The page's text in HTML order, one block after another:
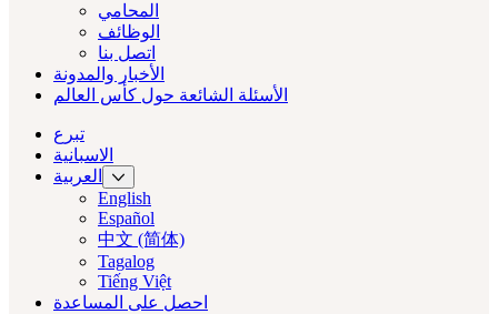
المحامي
الوظائف
اتصل بنا
الأخبار والمدونة
الأسئلة الشائعة حول كأس العالم
تبرع
الاسبانية
العربية‏
English
Español
中文 (简体)
Tagalog
Tiếng Việt
احصل على المساعدة